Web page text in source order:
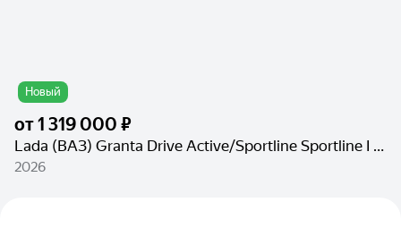
Новый
от1 319 000 ₽
Lada (ВАЗ) Granta Drive Active/Sportline Sportline I Рестайлинг
2026